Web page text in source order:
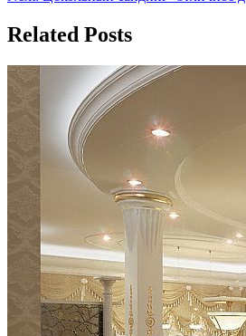
по
записям
Related Posts